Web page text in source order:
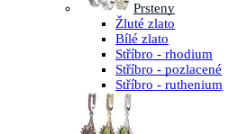
Prsteny
Žluté zlato
Bílé zlato
Stříbro - rhodium
Stříbro - pozlacené
Stříbro - ruthenium